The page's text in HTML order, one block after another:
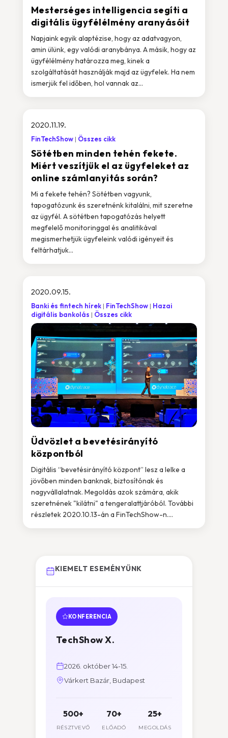
Mesterséges intelligencia segíti a
digitális ügyfélélmény aranyásóit
Napjaink egyik alaptézise, hogy az adatvagyon,
amin ülünk, egy valódi aranybánya. A másik, hogy az
ügyfélélmény határozza meg, kinek a
szolgáltatását használják majd az ügyfelek. Ha nem
ismerjük fel időben, hol vannak az...
Sötétben minden tehén fekete.
Miért veszítjük el az ügyfeleket az
online számlanyitás során?
2020.11.19.
FinTechShow Összes cikk
Mi a fekete tehén? Sötétben vagyunk,
tapogatózunk és szeretnénk kitalálni, mit szeretne
az ügyfél. A sötétben tapogatózás helyett
megfelelő monitoringgal és analitikával
megismerhetjük ügyfeleink valódi igényeit és
feltárhatjuk...
Üdvözlet a bevetésirányító
központból
2020.09.15.
Banki és fintech hírek FinTechShow
Hazai
digitális bankolás
Összes cikk
Digitális “bevetésirányító központ” lesz a lelke a
jövőben minden banknak, biztosítónak és
nagyvállalatnak. Megoldás azok számára, akik
szeretnének "kilátni" a tengeralattjáróból. További
részletek 2020.10.13-án a FinTechShow-n....
KIEMELT ESEMÉNYÜNK
KONFERENCIA
TechShow X.
2026. október 14-15.
Várkert Bazár, Budapest
500+
RÉSZTVEVŐ
70+
ELŐADÓ
25+
MEGOLDÁS